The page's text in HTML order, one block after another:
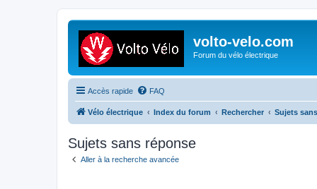
volto-velo.com
Forum du vélo électrique
Accès rapide FAQ
Vélo électrique Index du forum Rechercher Sujets
Sujets sans réponse
Aller à la recherche avancée